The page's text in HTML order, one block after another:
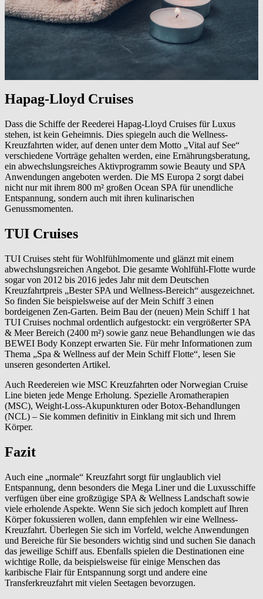
Hapag-Lloyd Cruises
Dass die Schiffe der Reederei Hapag-Lloyd Cruises für Luxus
stehen, ist kein Geheimnis. Dies spiegeln auch die Wellness-
Kreuzfahrten wider, auf denen unter dem Motto „Vital auf See“
verschiedene Vorträge gehalten werden, eine Ernährungsberatung,
ein abwechslungsreiches Aktivprogramm sowie Beauty und SPA
Anwendungen angeboten werden. Die MS Europa 2 sorgt dabei
nicht nur mit ihrem 800 m² großen Ocean SPA für unendliche
Entspannung, sondern auch mit ihren kulinarischen
Genussmomenten.
TUI Cruises
TUI Cruises steht für Wohlfühlmomente und glänzt mit einem
abwechslungsreichen Angebot. Die gesamte Wohlfühl-Flotte wurde
sogar von 2012 bis 2016 jedes Jahr mit dem Deutschen
Kreuzfahrtpreis „Bester SPA und Wellness-Bereich“ ausgezeichnet.
So finden Sie beispielsweise auf der Mein Schiff 3 einen
bordeigenen Zen-Garten. Beim Bau der (neuen) Mein Schiff 1 hat
TUI Cruises nochmal ordentlich aufgestockt: ein vergrößerter SPA
& Meer Bereich (2400 m²) sowie ganz neue Behandlungen wie das
BEWEI Body Konzept erwarten Sie. Für mehr Informationen zum
Thema „Spa & Wellness auf der Mein Schiff Flotte“, lesen Sie
unseren gesonderten Artikel.
Auch Reedereien wie MSC Kreuzfahrten oder Norwegian Cruise
Line bieten jede Menge Erholung. Spezielle Aromatherapien
(MSC), Weight-Loss-Akupunkturen oder Botox-Behandlungen
(NCL) – Sie kommen definitiv in Einklang mit sich und Ihrem
Körper.
Fazit
Auch eine „normale“ Kreuzfahrt sorgt für unglaublich viel
Entspannung, denn besonders die Mega Liner und die Luxusschiffe
verfügen über eine großzügige SPA & Wellness Landschaft sowie
viele erholende Aspekte. Wenn Sie sich jedoch komplett auf Ihren
Körper fokussieren wollen, dann empfehlen wir eine Wellness-
Kreuzfahrt. Überlegen Sie sich im Vorfeld, welche Anwendungen
und Bereiche für Sie besonders wichtig sind und suchen Sie danach
das jeweilige Schiff aus. Ebenfalls spielen die Destinationen eine
wichtige Rolle, da beispielsweise für einige Menschen das
karibische Flair für Entspannung sorgt und andere eine
Transferkreuzfahrt mit vielen Seetagen bevorzugen.